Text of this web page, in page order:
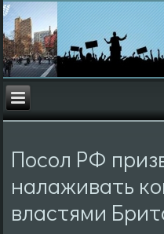
Посол РФ
налаживать
властями